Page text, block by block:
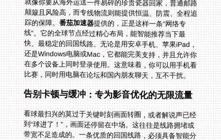
踪的保障。番茄加速器提供的，正是这样一条“网络专
线”。它的全球节点经过精心布局，能智能推荐当下最
快、最稳定的回国线路。无论是用安卓手机、苹果iPad，
还是Windows电脑或Mac，它都能完美支持，并且允许你
在多个设备上同时登录使用。这意味着，你可以用手机看
比赛，同时用电脑在论坛和国内朋友聊天，互不干扰。
告别卡顿与缓冲：专为影音优化的无限流量
看球最扫兴的莫过于关键时刻画面转圈，或者解说声已经
到“球进了！”，画面还停留在中场。这往往是线路拥堵或
带宽不足造成的。一条优质的回国线路，必须具备智能分